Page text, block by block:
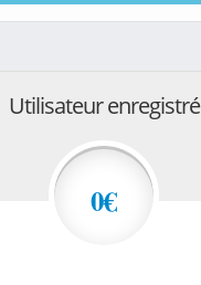
Utilisateur enregistré
0€